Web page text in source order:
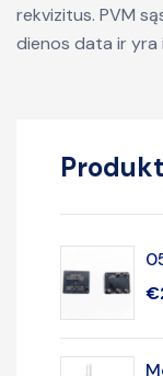
rekvizitus. PVM
dienos data ir yra
€